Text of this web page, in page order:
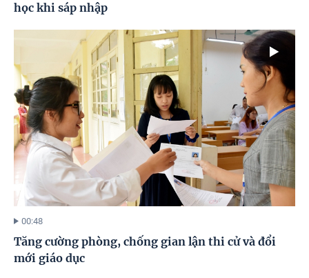
học khi sáp nhập
00:48
Tăng cường phòng, chống gian lận thi cử và đổi
mới giáo dục